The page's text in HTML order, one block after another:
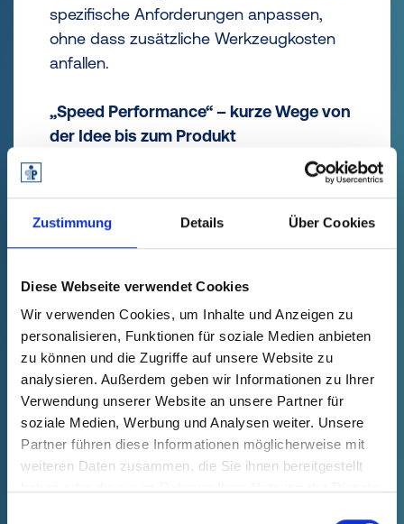
Zustimmung Details Über Cookies
Diese Webseite verwendet Cookies
Wir verwenden Cookies, um Inhalte und Anzeigen zu
personalisieren, Funktionen für soziale Medien anbieten
zu können und die Zugriffe auf unsere Website zu
analysieren. Außerdem geben wir Informationen zu Ihrer
Verwendung unserer Website an unsere Partner für
soziale Medien, Werbung und Analysen weiter. Unsere
Partner führen diese Informationen möglicherweise mit
weiteren Daten zusammen, die Sie ihnen bereitgestellt
spezifische Anforderungen anpassen,
ohne dass zusätzliche Werkzeugkosten
anfallen.
„Speed Performance“ – kurze Wege von
der Idee bis zum Produkt
Ein weiterer Messe-Fokus ist die „Speed
mehr Geschwindigkeit in Entwicklung und
Werkzeug von Pöppelmann KAPSTO®
wird die Zeit von der Freigabe der
Artikeldaten bis zu ersten Mustern aus
der Produktion auf weniger als eine
Woche verkürzt, falls das umfangreiche,
direkt verfügbare Standardsortiment eine
Anwendung nicht abdeckt.
„Local Performance“ – globale Präsenz,